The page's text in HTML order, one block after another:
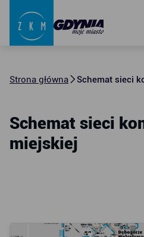
Strona główna Schemat sieci
Schemat sieci
miejskiej